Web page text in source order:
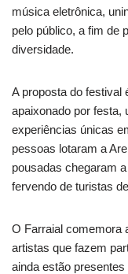
música eletrônica,
pelo público, a fim de
diversidade.
A proposta do festival
apaixonado por festa,
experiências únicas
pessoas lotaram a
pousadas chegaram
fervendo de turistas
O Farraial comemora
artistas que fazem
ainda estão